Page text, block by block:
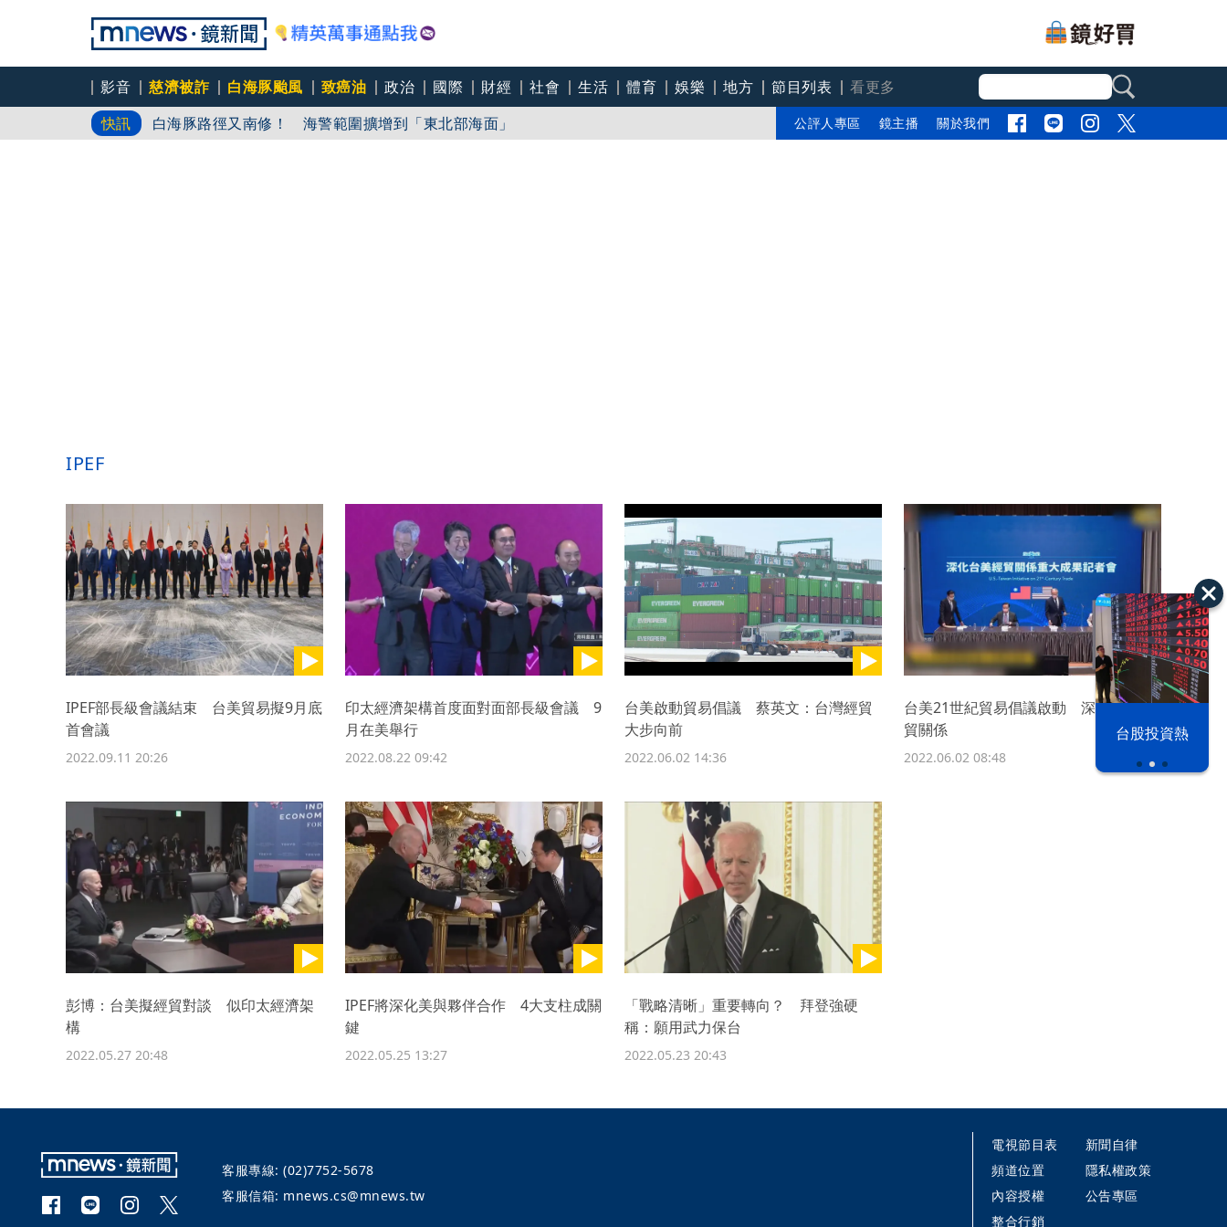
影音 慈濟被詐 白海豚颱風 致癌油 政治 國際 財經 社會 生活 體育 娛樂 地方 節目列表
看更多
快訊
agnès b.推Humanitarian系列 「give love」成今夏最暖時尚宣言
白海豚路徑又南修！ 海警範圍擴增到「東北部海面」
公評人專區 鏡主播 關於我們
台股投資熱
IPEF
IPEF部長級會議結束 台美貿易擬9月底
首會議
2022.09.11 20:26
印太經濟架構首度面對面部長級會議 9
月在美舉行
2022.08.22 09:42
台美啟動貿易倡議 蔡英文：台灣經貿
大步向前
2022.06.02 14:36
台美21世紀貿易倡議啟動 深化雙邊經
貿關係
2022.06.02 08:48
彭博：台美擬經貿對談 似印太經濟架
構
2022.05.27 20:48
IPEF將深化美與夥伴合作 4大支柱成關
鍵
2022.05.25 13:27
「戰略清晰」重要轉向？ 拜登強硬
稱：願用武力保台
2022.05.23 20:43
客服專線: (02)7752-5678
客服信箱: mnews.cs@mnews.tw
電視節目表
新聞自律
頻道位置
隱私權政策
內容授權
公告專區
整合行銷